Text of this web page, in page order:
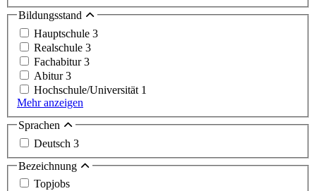
Bildungsstand
Hauptschule 3
Realschule 3
Fachabitur3
Abitur3
Hochschule/Universität 1
Mehr anzeigen
Sprachen
Deutsch 3
Bezeichnung
Topjobs